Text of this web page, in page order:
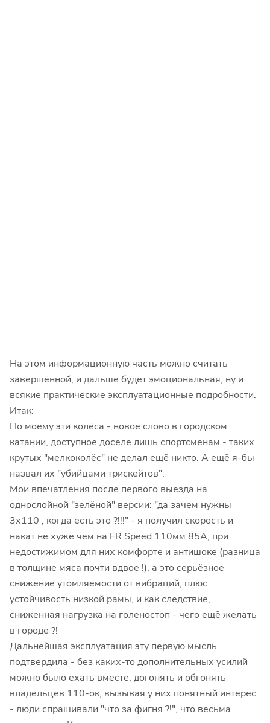
На этом информационную часть можно считать
завершённой, и дальше будет эмоциональная, ну и
всякие практические эксплуатационные подробности.
Итак:
По моему эти колёса - новое слово в городском
катании, доступное доселе лишь спортсменам - таких
крутых "мелкоколёс" не делал ещё никто. А ещё я-бы
назвал их "убийцами трискейтов".
Мои впечатления после первого выезда на
однослойной "зелёной" версии: "да зачем нужны
3х110 , когда есть это ?!!!" - я получил скорость и
накат не хуже чем на FR Speed 110мм 85А, при
недостижимом для них комфорте и антишоке (разница
в толщине мяса почти вдвое !), а это серьёзное
снижение утомляемости от вибраций, плюс
устойчивость низкой рамы, и как следствие,
сниженная нагрузка на голеностоп - чего ещё желать
в городе ?!
Дальнейшая эксплуатация эту первую мысль
подтвердила - без каких-то дополнительных усилий
можно было ехать вместе, догонять и обгонять
владельцев 110-ок, вызывая у них понятный интерес
- люди спрашивали "что за фигня ?!", что весьма